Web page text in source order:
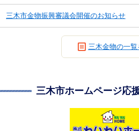
三木市金物振興審議会開催のお知らせ
三木金物の一覧
三木市ホームページ応